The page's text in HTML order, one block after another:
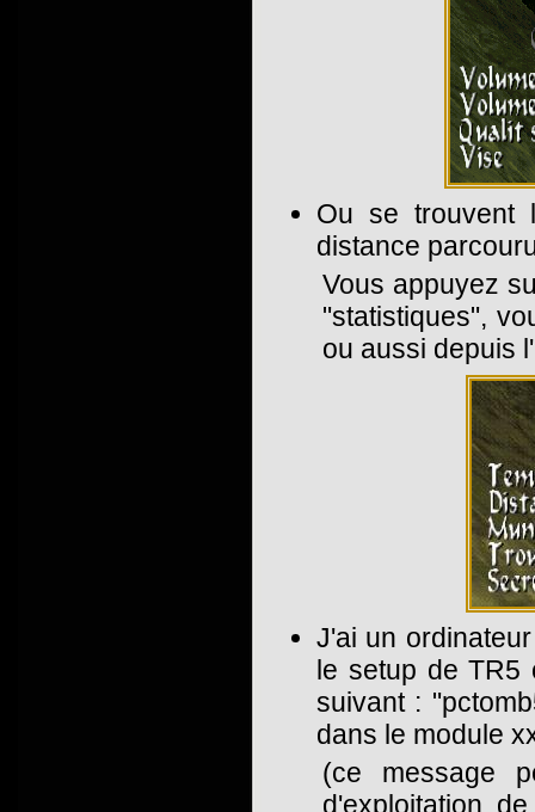
Ou se trouvent
distance
Vous appuyez
"statistiques",
ou aussi depuis
J'ai un
le setup de TR5
suivant :
dans le module
(ce message
d'exploitation